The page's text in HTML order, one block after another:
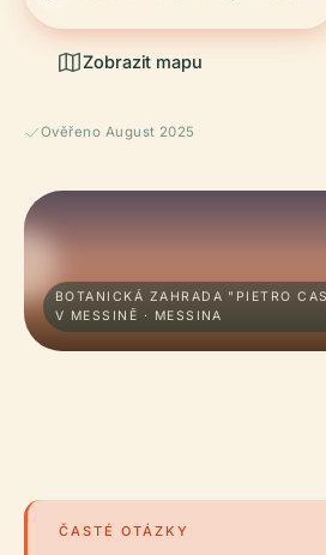
Zobrazit mapu
Ověřeno August 2025
BOTANICKÁ ZAHRADA "PIETRO
V MESSINĚ · MESSINA
ČASTÉ OTÁZKY